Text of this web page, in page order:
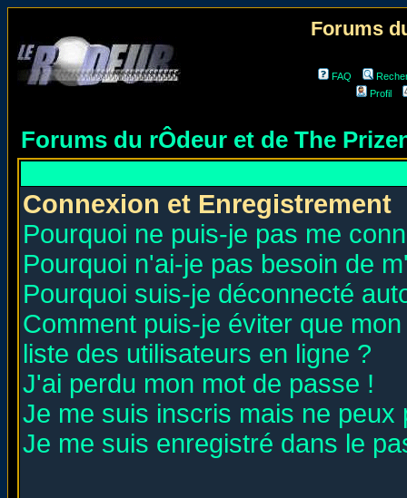
Forums
FAQ
Profil
Forums du rÔdeur et de The
Connexion et Enregistrement
Pourquoi ne puis-je pas me
Pourquoi n'ai-je pas besoin de
Pourquoi suis-je déconnecté
Comment puis-je éviter que
liste des utilisateurs en ligne ?
J'ai perdu mon mot de passe !
Je me suis inscris mais ne peux
Je me suis enregistré dans le